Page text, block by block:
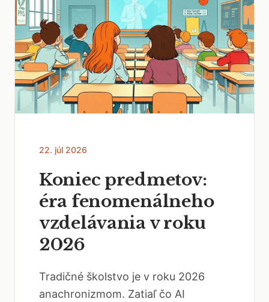
22. júl 2026
Koniec predmetov:
éra fenomenálneho
vzdelávania v roku
2026
Tradičné školstvo je v roku 2026
anachronizmom. Zatiaľ čo AI